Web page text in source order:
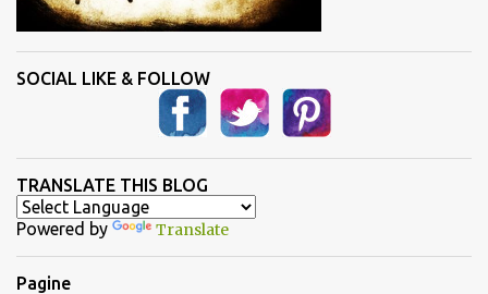
SOCIAL LIKE & FOLLOW
TRANSLATE THIS BLOG
Powered by Translate
Pagine